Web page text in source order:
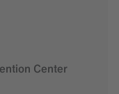
Center